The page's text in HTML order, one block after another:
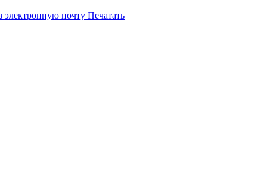
электронную почту Печатать